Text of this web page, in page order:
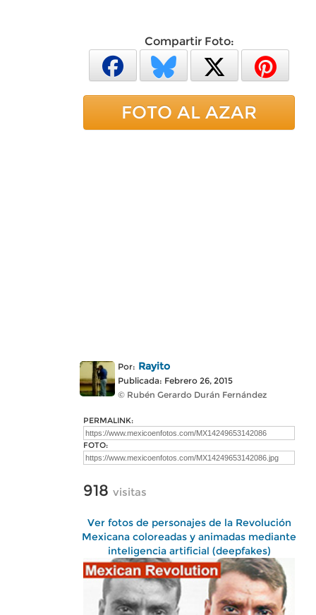
Compartir Foto:
FOTO AL AZAR
Por: Rayito
Publicada: Febrero 26, 2015
© Rubén Gerardo Durán Fernández
PERMALINK:
FOTO:
918 visitas
Ver fotos de personajes de la Revolución
Mexicana coloreadas y animadas mediante
inteligencia artificial (deepfakes)